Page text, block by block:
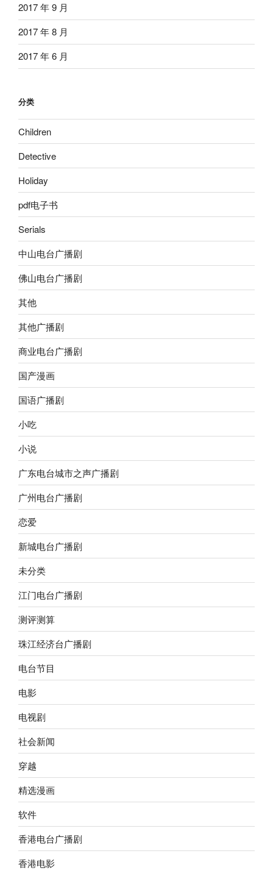
2017 年 9 月
2017 年 8 月
2017 年 6 月
分类
Children
Detective
Holiday
pdf电子书
Serials
中山电台广播剧
佛山电台广播剧
其他
其他广播剧
商业电台广播剧
国产漫画
国语广播剧
小吃
小说
广东电台城市之声广播剧
广州电台广播剧
恋爱
新城电台广播剧
未分类
江门电台广播剧
测评测算
珠江经济台广播剧
电台节目
电影
电视剧
社会新闻
穿越
精选漫画
软件
香港电台广播剧
香港电影